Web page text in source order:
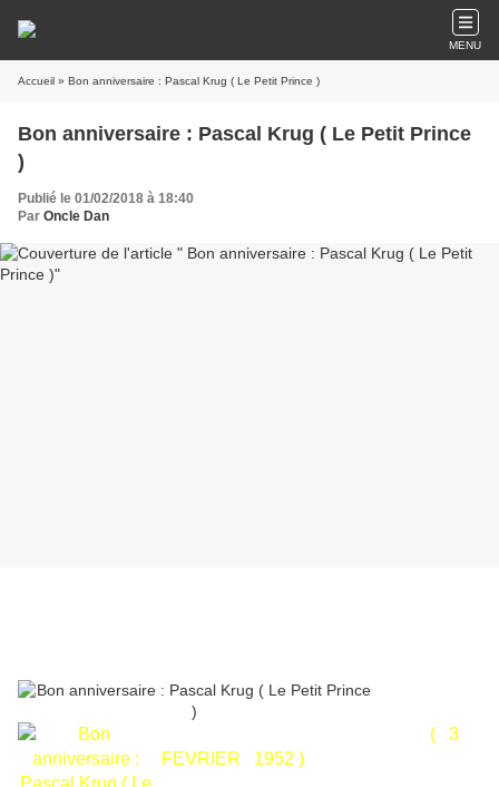
MENU
Accueil » Bon anniversaire : Pascal Krug ( Le Petit Prince )
Bon anniversaire : Pascal Krug ( Le Petit Prince
)
Publié le 01/02/2018 à 18:40
Par Oncle Dan
( 3
FEVRIER 1952 )